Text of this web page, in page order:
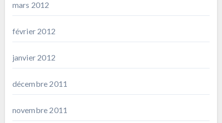
mars 2012
février 2012
janvier 2012
décembre 2011
novembre 2011